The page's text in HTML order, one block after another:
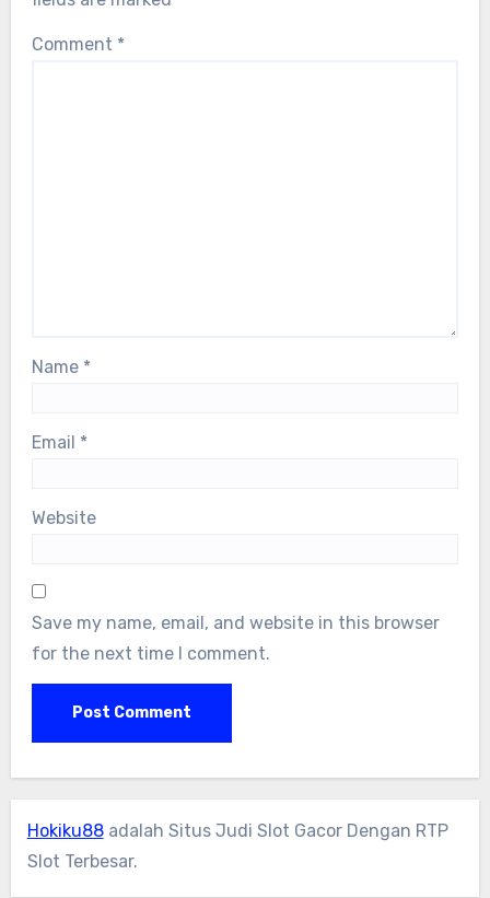
Comment *
Name *
Email *
Website
Save my name, email, and website in this browser
for the next time I comment.
Hokiku88adalah Situs Judi Slot Gacor Dengan RTP
Slot Terbesar.